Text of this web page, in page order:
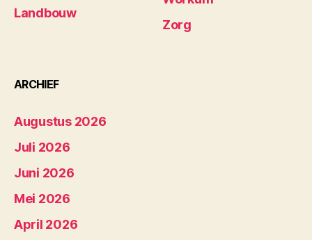
Landbouw
Zorg
ARCHIEF
Augustus 2026
Juli 2026
Juni 2026
Mei 2026
April 2026